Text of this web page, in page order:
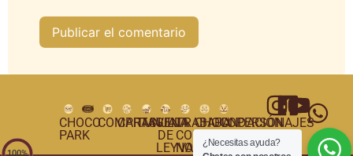
100%
CHOCO
PARK
COMPRAS
CARTAGENA
TUNJA
VILLA
DE
LEYVA
TRABAJA
CON
NOSOTROS
CHOCOPERSONAJES
FUNDACIÓN
¿Necesitas ayuda?